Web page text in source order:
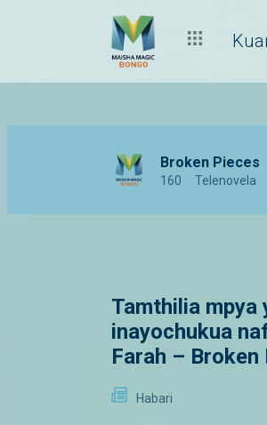
Broken Pieces
160 Telenovela
Tamthilia mpya
inayochukua
Farah – Broken
Habari